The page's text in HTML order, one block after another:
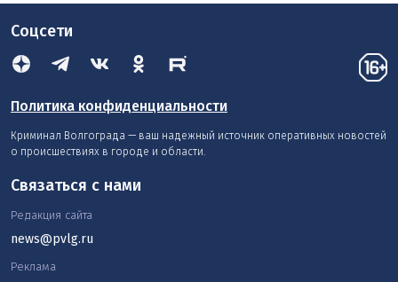
Соцсети
Политика конфиденциальности
Криминал Волгограда — ваш надежный источник оперативных новостей
о происшествиях в городе и области.
Связаться с нами
Редакция сайта
news@pvlg.ru
Реклама